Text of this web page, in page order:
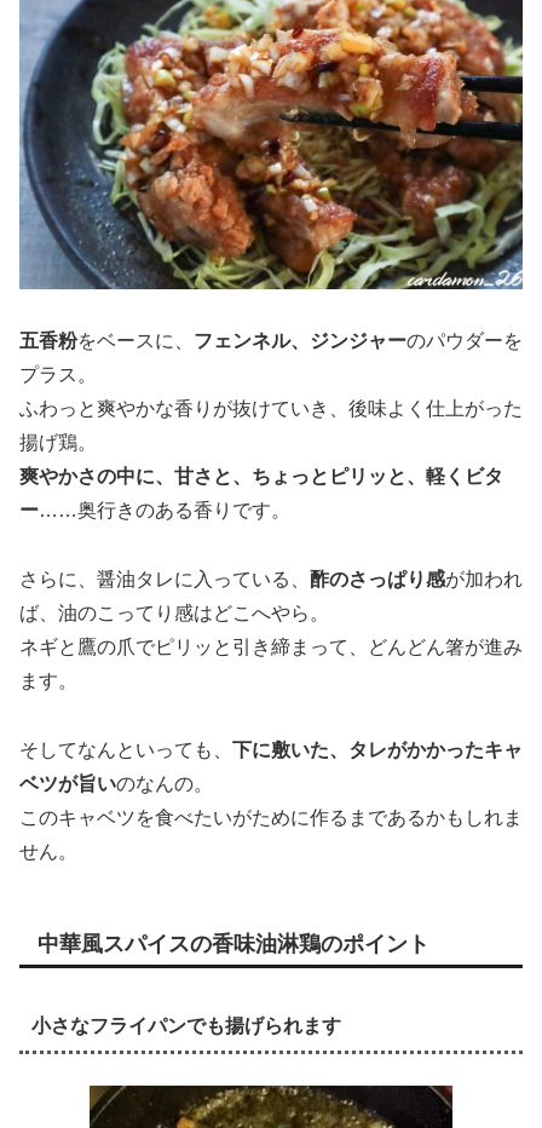
五香粉をベースに、 フェンネル、ジンジャーのパウダーを
プラス。
ふわっと爽やかな香りが抜けていき、後味よく仕上がった
揚げ鶏。
爽やかさの中に、甘さと、ちょっとピリッと、軽くビタ
ー……奥行きのある香りです。
さらに、醤油タレに入っている、 酢のさっぱり感が加われ
ば、油のこってり感はどこへやら。
ネギと鷹の爪でピリッと引き締まって、どんどん箸が進み
ます。
そしてなんといっても、 下に敷いた、タレがかかったキャ
ベツが旨いのなんの。
このキャベツを食べたいがために作るまであるかもしれま
せん。
中華風スパイスの香味油淋鶏のポイント
小さなフライパンでも揚げられます